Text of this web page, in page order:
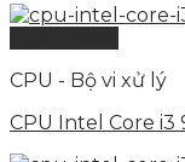
CPU - Bộ vi xử lý
CPU Intel Core i3